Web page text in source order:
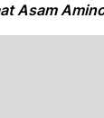
Asam